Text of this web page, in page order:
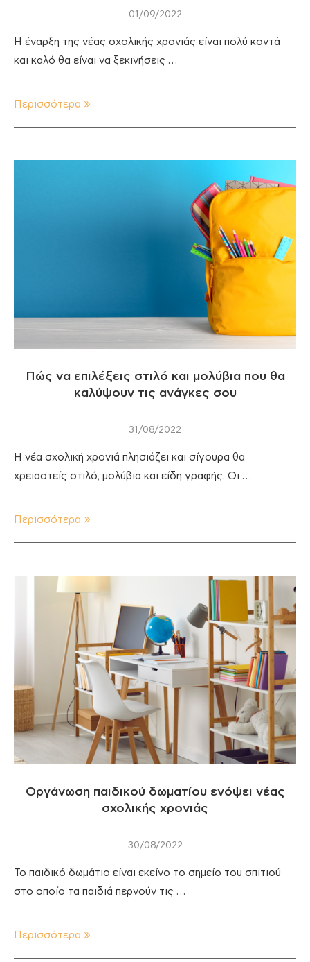
01/09/2022
Η έναρξη της νέας σχολικής χρονιάς είναι πολύ κοντά
και καλό θα είναι να ξεκινήσεις …
Περισσότερα
Πώς να επιλέξεις στιλό και μολύβια που θα
καλύψουν τις ανάγκες σου
31/08/2022
Η νέα σχολική χρονιά πλησιάζει και σίγουρα θα
χρειαστείς στιλό, μολύβια και είδη γραφής. Οι …
Περισσότερα
Οργάνωση παιδικού δωματίου ενόψει νέας
σχολικής χρονιάς
30/08/2022
Το παιδικό δωμάτιο είναι εκείνο το σημείο του σπιτιού
στο οποίο τα παιδιά περνούν τις …
Περισσότερα